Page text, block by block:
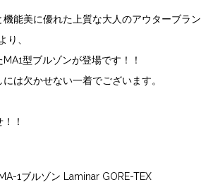
能美に優れた上質な大人のアウターブラン
り、
型ブルゾンが登場です！！
は欠かせない一着でございます。
！
1ブルゾン Laminar GORE-TEX